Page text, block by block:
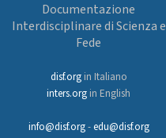
Documentazione
Interdisciplinare di Scienza e
Fede
disf.orgin Italiano
inters.org in English
info@disf.org-edu@disf.org